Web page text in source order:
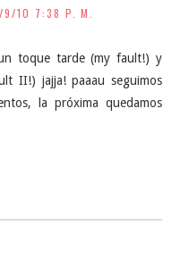
9/10 7:38 P. M.
toque tarde (my fault!) y
II!) jajja! paaau seguimos
la próxima quedamos